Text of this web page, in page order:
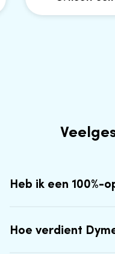
Heb ik een 100%-
Hoe verdient